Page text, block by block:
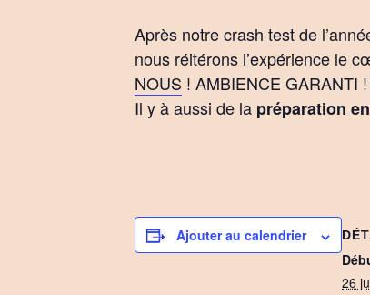
Après notre crash test de
nous réitérons l’expérience le
NOUS ! AMBIENCE GARANTI !
Il y à aussi de la préparation
Ajouter au calendrier
26